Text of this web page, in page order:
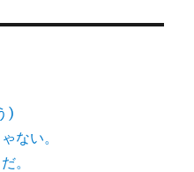
)
ない。
。